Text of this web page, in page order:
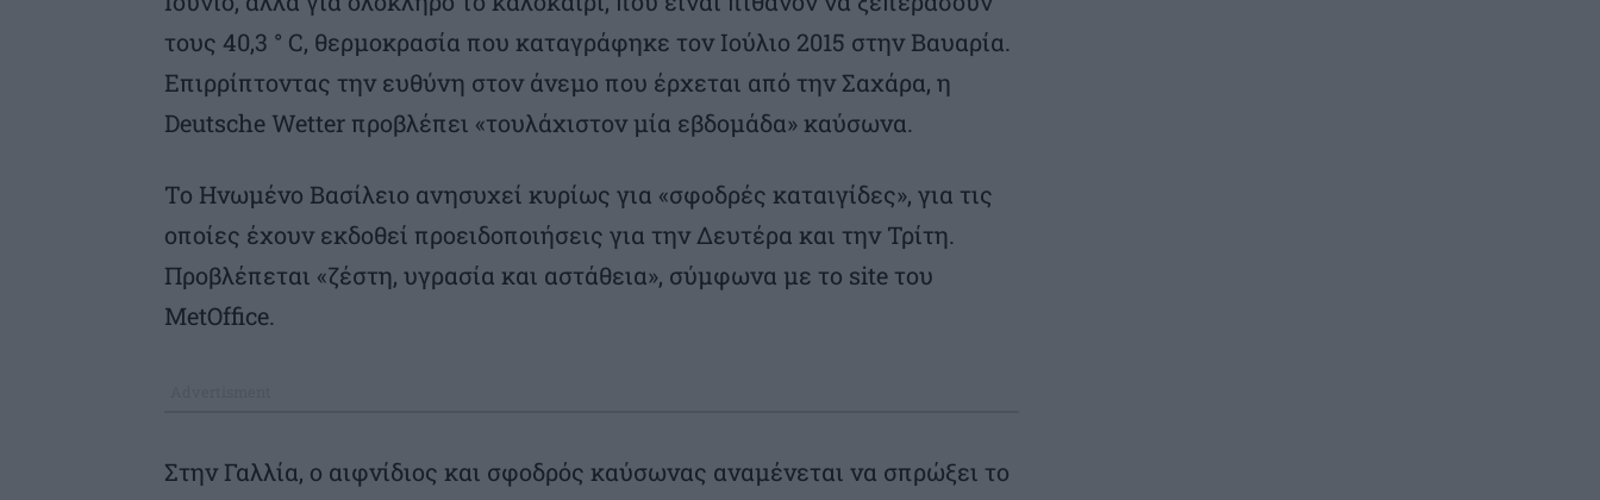
τους 40,3 ° C, θερμοκρασία που καταγράφηκε τον Ιούλιο 2015 στην Βαυαρία.
Επιρρίπτοντας την ευθύνη στον άνεμο που έρχεται από την Σαχάρα, η
Deutsche Wetter προβλέπει «τουλάχιστον μία εβδομάδα» καύσωνα.
Το Ηνωμένο Βασίλειο ανησυχεί κυρίως για «σφοδρές καταιγίδες», για τις
οποίες έχουν εκδοθεί προειδοποιήσεις για την Δευτέρα και την Τρίτη.
Προβλέπεται «ζέστη, υγρασία και αστάθεια», σύμφωνα με το site του
MetOffice.
Στην Γαλλία, ο αιφνίδιος και σφοδρός καύσωνας αναμένεται να σπρώξει το